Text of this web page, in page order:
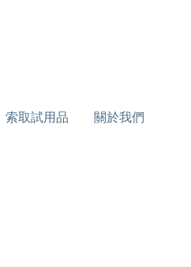
索取試用品 關於我們